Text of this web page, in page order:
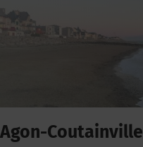
Agon-Coutainville